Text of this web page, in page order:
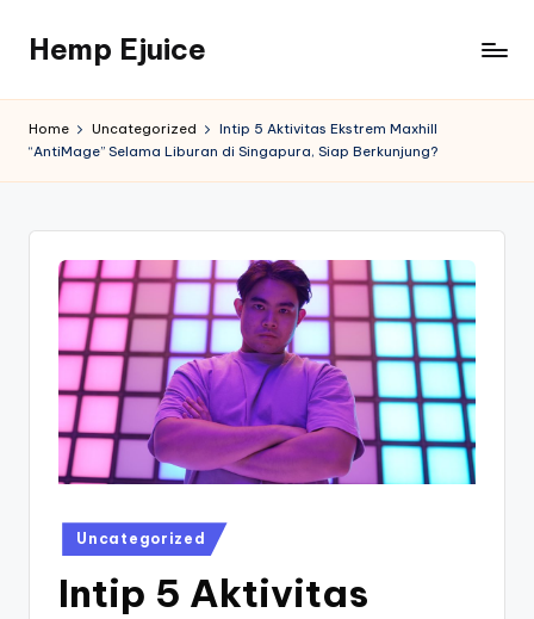
content
Hemp Ejuice
Home Uncategorized
Intip 5 Aktivitas Ekstrem Maxhill
“AntiMage” Selama Liburan di Singapura, Siap Berkunjung?
Posted
in
Uncategorized
Intip 5 Aktivitas